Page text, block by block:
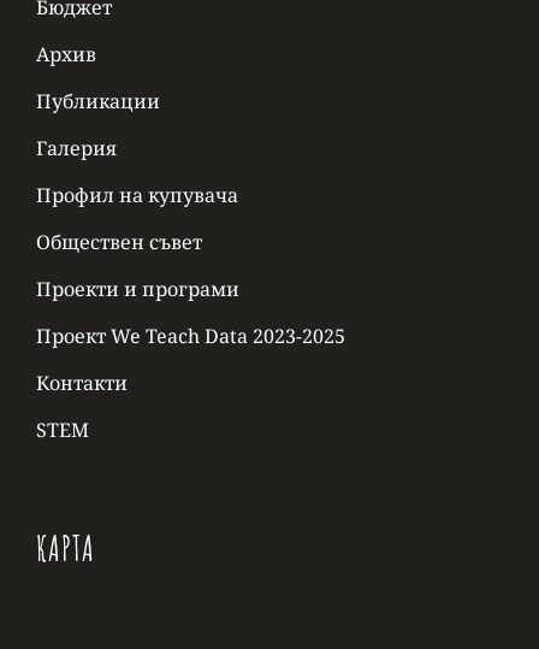
Бюджет
Архив
Публикации
Галерия
Профил на купувача
Обществен съвет
Проекти и програми
Проект We Teach Data 2023-2025
Контакти
STEM
КАРТА